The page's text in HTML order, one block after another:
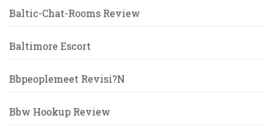
Baltic-Chat-Rooms Review
Baltimore Escort
Bbpeoplemeet Revisi?n
Bbw Hookup Review